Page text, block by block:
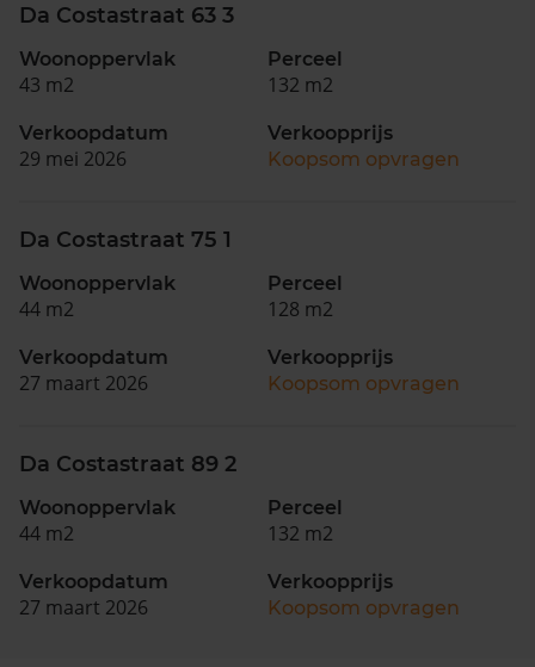
Da Costastraat 63 3
Woonoppervlak
43 m2
Perceel
132 m2
Verkoopdatum
29 mei 2026
Verkoopprijs
Koopsom opvragen
Da Costastraat 75 1
Woonoppervlak
44 m2
Perceel
128 m2
Verkoopdatum
27 maart 2026
Verkoopprijs
Koopsom opvragen
Da Costastraat 89 2
Woonoppervlak
44 m2
Perceel
132 m2
Verkoopdatum
27 maart 2026
Verkoopprijs
Koopsom opvragen